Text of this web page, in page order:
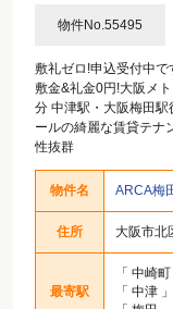
物件No.55495
敷礼ゼロ!申込受付中で
敷金&礼金0円!大阪メ
分 中津駅・大阪梅田
ールの綺麗な賃貸テナ
性抜群
物件名 ARCA梅
住所 大阪市北
最寄駅
「 中崎町
「 中津